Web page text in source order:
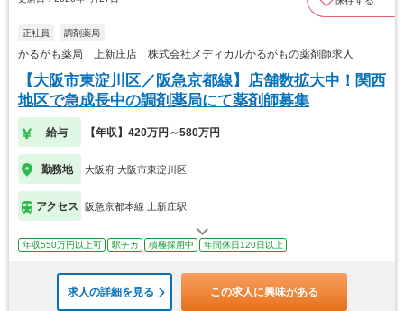
正社員 調剤薬局
かるがも薬局 上新庄店 株式会社メディカルかるがもの薬剤師求人
【大阪市東淀川区／阪急京都線】店舗数拡大中！関西
地区で急成長中の調剤薬局にて薬剤師募集
給与 【年収】420万円～580万円
勤務地 大阪府 大阪市東淀川区
アクセス 阪急京都本線 上新庄駅
年収550万円以上可 駅チカ 積極採用中 年間休日120日以上
求人の詳細を見る この求人に興味がある